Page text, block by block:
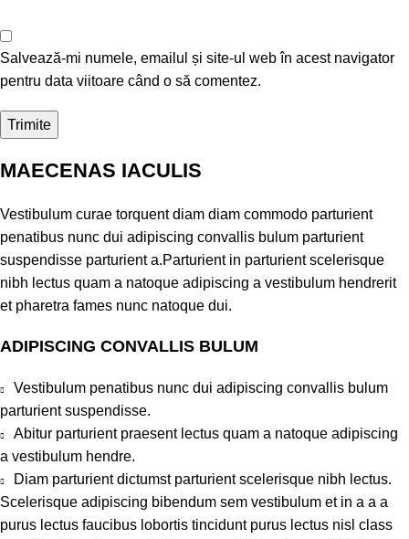
Salvează-mi numele, emailul și site-ul web în acest navigator
pentru data viitoare când o să comentez.
MAECENAS IACULIS
Vestibulum curae torquent diam diam commodo parturient
penatibus nunc dui adipiscing convallis bulum parturient
suspendisse parturient a.Parturient in parturient scelerisque
nibh lectus quam a natoque adipiscing a vestibulum hendrerit
et pharetra fames nunc natoque dui.
ADIPISCING CONVALLIS BULUM
Vestibulum penatibus nunc dui adipiscing convallis bulum
parturient suspendisse.
Abitur parturient praesent lectus quam a natoque adipiscing
a vestibulum hendre.
Diam parturient dictumst parturient scelerisque nibh lectus.
Scelerisque adipiscing bibendum sem vestibulum et in a a a
purus lectus faucibus lobortis tincidunt purus lectus nisl class